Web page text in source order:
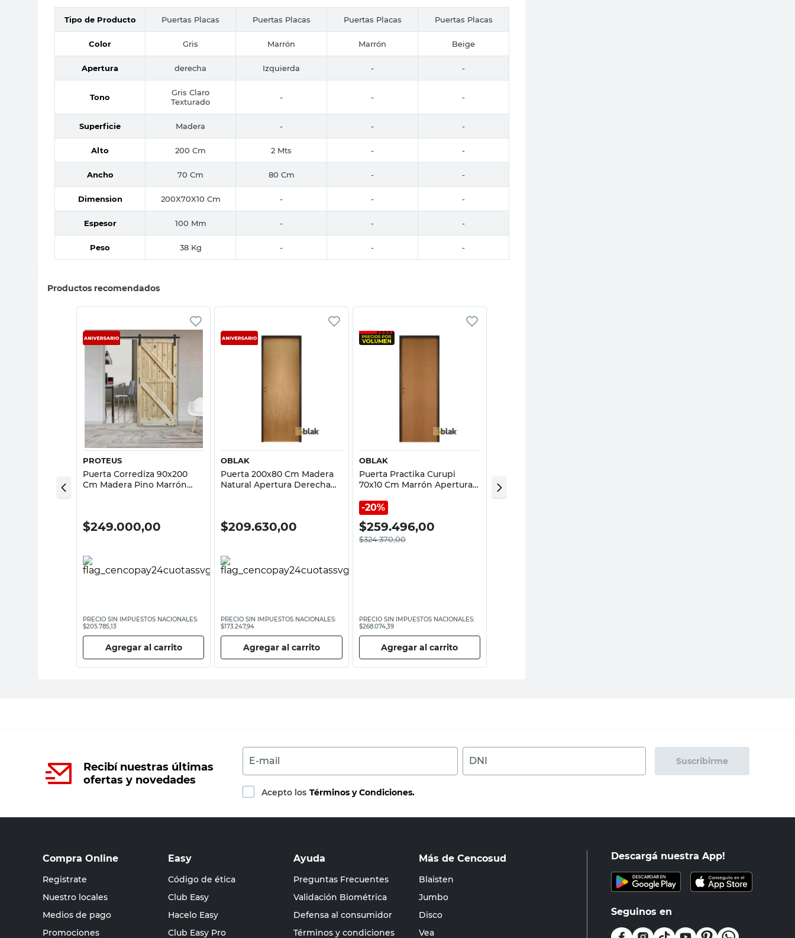
Tipo de Producto Puertas Placas Puertas Placas Puertas Placas Puertas Placas
Color Gris Marrón Marrón Beige
Apertura derecha Izquierda - -
Tono
Gris Claro
Texturado
- - -
Superficie Madera - - -
Alto 200 Cm 2 Mts - -
Ancho 70 Cm 80 Cm - -
Dimension 200X70X10 Cm - - -
Espesor 100 Mm - - -
Peso 38 Kg - - -
Productos recomendados
Vista rápida
PROTEUS
Puerta Corrediza 90x200
Cm Madera Pino Marrón
$249.000,00
PRECIO SIN IMPUESTOS NACIONALES:
$205.785,13
Agregar al carrito
OBLAK
Puerta 200x80 Cm Madera
Natural Apertura Derecha
$209.630,00
PRECIO SIN IMPUESTOS NACIONALES:
$173.247,94
Agregar al carrito
OBLAK
Puerta Practika Curupi
70x10 Cm Marrón Apertura
20%
$259.496,00
$324.370,00
PRECIO SIN IMPUESTOS NACIONALES:
$268.074,39
Agregar al carrito
Blanco Apertura Izquierda 2
Tableros Oblak
Recibí nuestras últimas
ofertas y novedades
E-mail DNI Suscribirme
Acepto los Términos y Condiciones.
Compra Online
Registrate
Nuestro locales
Medios de pago
Promociones
Easy
Código de ética
Club Easy
Hacelo Easy
Club Easy Pro
Ayuda
Preguntas Frecuentes
Validación Biométrica
Defensa al consumidor
Términos y condiciones
Más de Cencosud
Blaisten
Jumbo
Disco
Vea
Descargá nuestra App!
Seguinos en